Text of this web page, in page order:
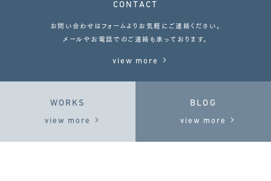
CONTACT
お問い合わせはフォームよりお気軽にご連絡ください。
メールやお電話でのご連絡も承っております。
view more
WORKS
view more
BLOG
view more